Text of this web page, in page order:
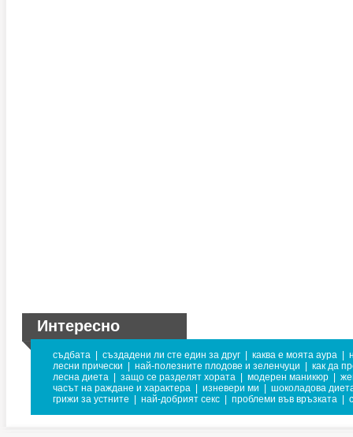
Интересно
съдбата създадени ли сте един за друг каква е моята аура
лесни прически
най-полезните плодове и зеленчуци
как да
лесна диета
защо се разделят хората модерен маникюр
часът на раждане и характера
изневери ми
шоколадова
грижи за устните
най-добрият секс проблеми във връзката